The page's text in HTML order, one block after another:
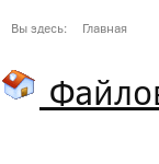
Вы здесь: Главная